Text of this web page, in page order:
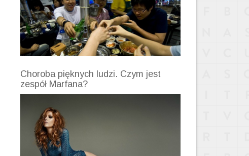
Choroba pięknych ludzi. Czym jest
zespół Marfana?